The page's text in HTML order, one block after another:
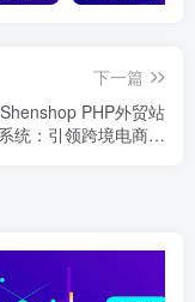
下一篇
PHP外贸站
统：引领跨境电商新